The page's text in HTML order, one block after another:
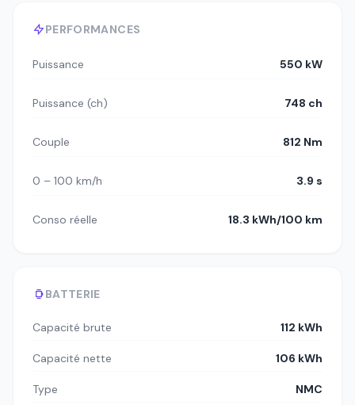
PERFORMANCES
Puissance 550 kW
Puissance (ch) 748 ch
Couple 812 Nm
0 – 100 km/h 3.9 s
Conso réelle 18.3 kWh/100 km
BATTERIE
Capacité brute 112 kWh
Capacité nette 106 kWh
Type NMC